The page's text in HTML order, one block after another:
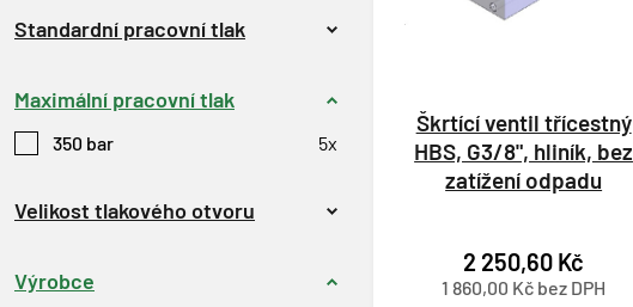
Standardní pracovní tlak
Maximální pracovní tlak
350 bar 5x
Velikost tlakového otvoru
Výrobce
Škrtící ventil třícestný
HBS, G3/8", hliník, bez
zatížení odpadu
2 250,60 Kč
1 860,00 Kč bez DPH